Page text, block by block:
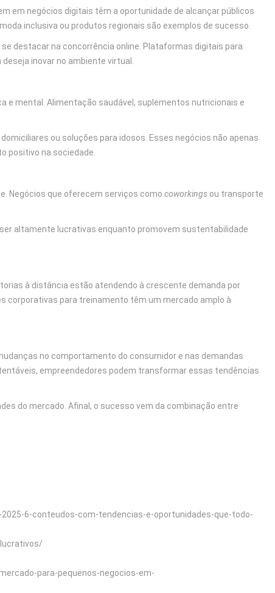
em negócios digitais têm a oportunidade de alcançar públicos
inclusiva ou produtos regionais são exemplos de sucesso.
destacar na concorrência online. Plataformas digitais para
inovar no ambiente virtual.
e mental. Alimentação saudável, suplementos nutricionais e
ou soluções para idosos. Esses negócios não apenas
positivo na sociedade.
Negócios que oferecem serviços como coworkingsou transporte
altamente lucrativas enquanto promovem sustentabilidade
à distância estão atendendo à crescente demanda por
corporativas para treinamento têm um mercado amplo à
no comportamento do consumidor e nas demandas
empreendedores podem transformar essas tendências
do mercado. Afinal, o sucesso vem da combinação entre
6-conteudos-com-tendencias-e-oportunidades-que-todo-
para-pequenos-negocios-em-